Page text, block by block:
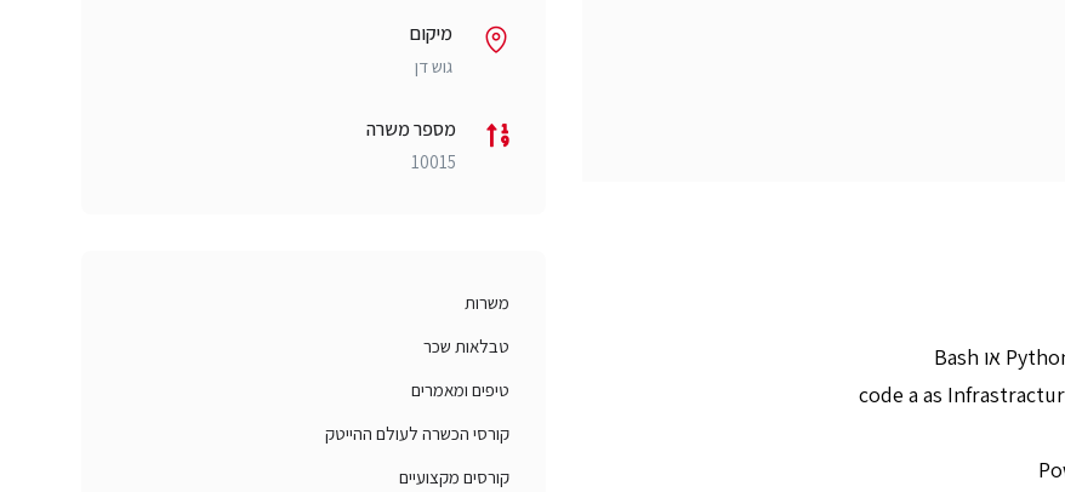
מיקום
גוש דן
מספר משרה
10015
משרות
טבלאות שכר
טיפים ומאמרים
קורסי הכשרה לעולם ההייטק
קורסים מקצועיים